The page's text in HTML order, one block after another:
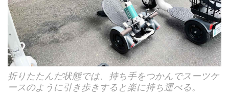
折りたたんだ状態では、持ち手をつかんでスーツケ
ースのように引き歩きすると楽に持ち運べる。